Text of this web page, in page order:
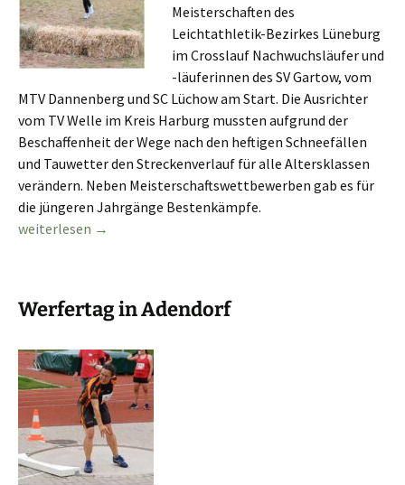
Meisterschaften des
Leichtathletik-Bezirkes Lüneburg
im Crosslauf Nachwuchsläufer und
-läuferinnen des SV Gartow, vom
MTV Dannenberg und SC Lüchow am Start. Die Ausrichter
vom TV Welle im Kreis Harburg mussten aufgrund der
Beschaffenheit der Wege nach den heftigen Schneefällen
und Tauwetter den Streckenverlauf für alle Altersklassen
verändern. Neben Meisterschaftswettbewerben gab es für
die jüngeren Jahrgänge Bestenkämpfe.
Bezirksmeisterschaften im Crosslauf
weiterlesen →
Werfertag in Adendorf